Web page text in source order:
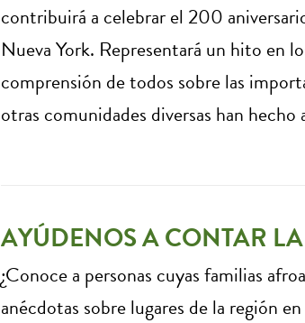
contribuirá a celebrar el 200
Nueva York. Representará un hito en
comprensión de todos sobre las
otras comunidades diversas han
AYÚDENOS A CONTAR
¿Conoce a personas cuyas familias
anécdotas sobre lugares de la región